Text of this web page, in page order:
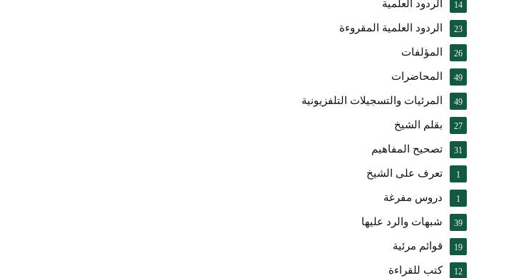
الردود العلمية 14
الردود العلمية المقروءة 23
المؤلفات 26
المحاضرات 49
المرئيات والتسجيلات التلفزيونية 49
بقلم الشيخ 27
تصحيح المفاهيم 31
تعرف على الشيخ 1
دروس مفرغة 1
شبهات والرد عليها 39
قوائم مرئية 19
كتب للقراءة 12